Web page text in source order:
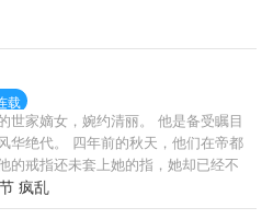
载
世家嫡女，婉约清丽。 他是备受瞩目
华绝代。 四年前的秋天，他们在帝都
的戒指还未套上她的指，她却已经不
的某夜，再见时，她已变得如罂粟
的天，因她而变！！！
疯乱